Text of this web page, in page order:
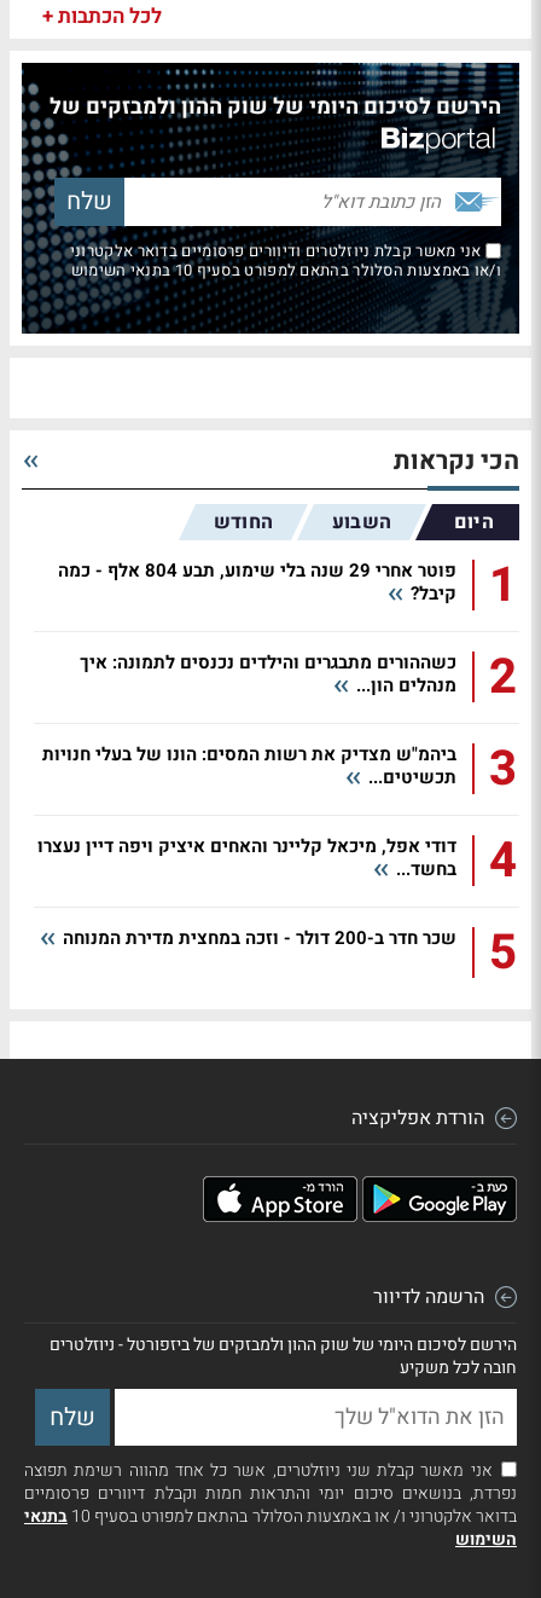
לכל הכתבות +
הירשם לסיכום היומי של שוק ההון ולמבזקים של
אני מאשר קבלת ניוזלטרים ודיוורים פרסומיים בדואר אלקטרוני
ו/או באמצעות הסלולר בהתאם למפורט בסעיף 10 בתנאי השימוש
הכי נקראות
היום השבוע החודש
1
פוטר אחרי 29 שנה בלי שימוע, תבע 804 אלף - כמה
קיבל?
2
כשההורים מתבגרים והילדים נכנסים לתמונה: איך
מנהלים הון...
3
ביהמ"ש מצדיק את רשות המסים: הונו של בעלי חנויות
תכשיטים...
4
דודי אפל, מיכאל קליינר והאחים איציק ויפה דיין נעצרו
בחשד...
5 שכר חדר ב-200 דולר - וזכה במחצית מדירת המנוחה
הורדת אפליקציה
הרשמה לדיוור
הירשם לסיכום היומי של שוק ההון ולמבזקים של ביזפורטל - ניוזלטרים
חובה לכל משקיע
אני מאשר קבלת שני ניוזלטרים, אשר כל אחד מהווה רשימת תפוצה
נפרדת, בנושאים סיכום יומי והתראות חמות וקבלת דיוורים פרסומיים
בדואר אלקטרוני ו/ או באמצעות הסלולר בהתאם למפורט בסעיף 10
בתנאי
השימוש